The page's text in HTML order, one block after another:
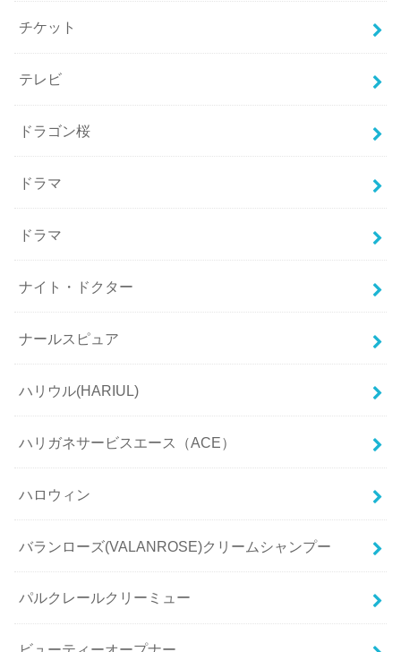
チケット
テレビ
ドラゴン桜
ドラマ
ドラマ
ナイト・ドクター
ナールスピュア
ハリウル(HARIUL)
ハリガネサービスエース（ACE）
ハロウィン
バランローズ(VALANROSE)クリームシャンプー
パルクレールクリーミュー